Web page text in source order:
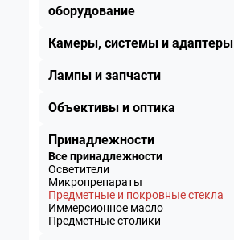
оборудование
Камеры, системы и адаптеры
Лампы и запчасти
Объективы и оптика
Принадлежности
Все принадлежности
Осветители
Микропрепараты
Предметные и покровные стекла
Иммерсионное масло
Предметные столики